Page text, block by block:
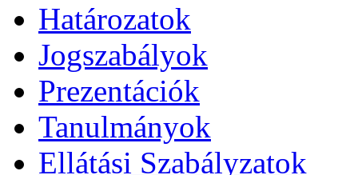
Határozatok
Jogszabályok
Prezentációk
Tanulmányok
Ellátási Szabályzatok